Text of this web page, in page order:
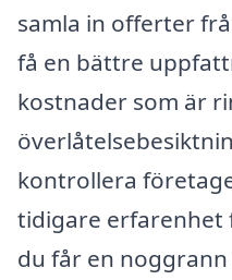
samla in offerter
få en bättre
kostnader som är
kontrollera
tidigare erfarenhet
du får en